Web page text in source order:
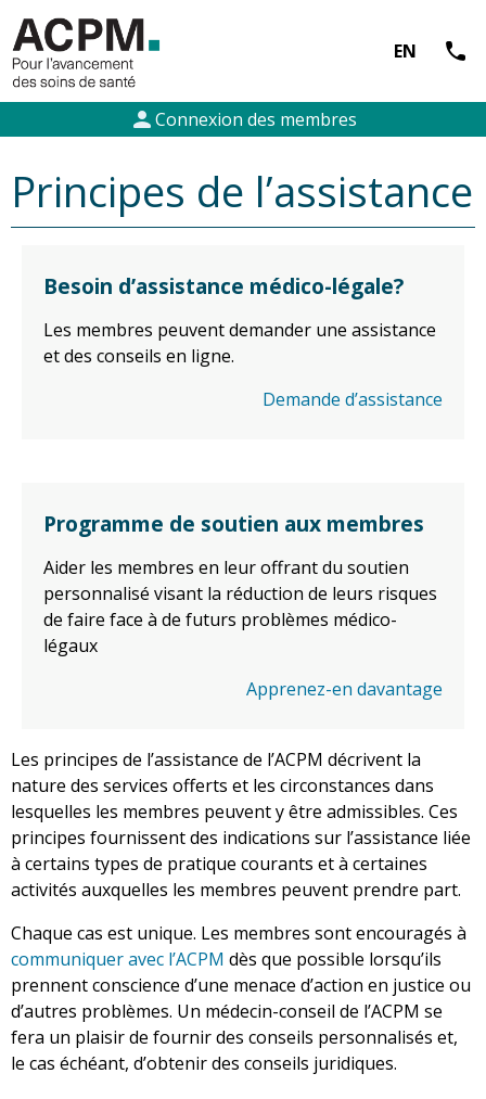
EN call
personConnexion des membres
Principes de l’assistance
Besoin d’assistance médico-légale?
Les membres peuvent demander une assistance
et des conseils en ligne.
Demande d’assistance
Programme de soutien aux membres
Aider les membres en leur offrant du soutien
personnalisé visant la réduction de leurs risques
de faire face à de futurs problèmes médico-
légaux
Apprenez-en davantage
Les principes de l’assistance de l’ACPM décrivent la
nature des services offerts et les circonstances dans
lesquelles les membres peuvent y être admissibles. Ces
principes fournissent des indications sur l’assistance liée
à certains types de pratique courants et à certaines
activités auxquelles les membres peuvent prendre part.
Chaque cas est unique. Les membres sont encouragés à
communiquer avec l’ACPM dès que possible lorsqu’ils
prennent conscience d’une menace d’action en justice ou
d’autres problèmes. Un médecin-conseil de l’ACPM se
fera un plaisir de fournir des conseils personnalisés et,
le cas échéant, d’obtenir des conseils juridiques.